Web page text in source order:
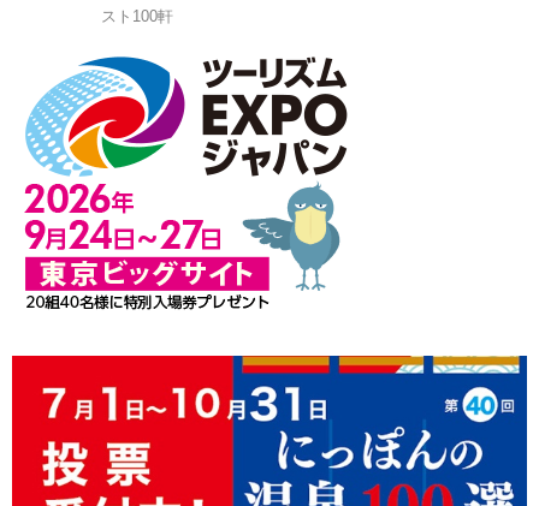
スト100軒